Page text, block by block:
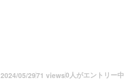
2024/05/2971 views0人がエントリー中